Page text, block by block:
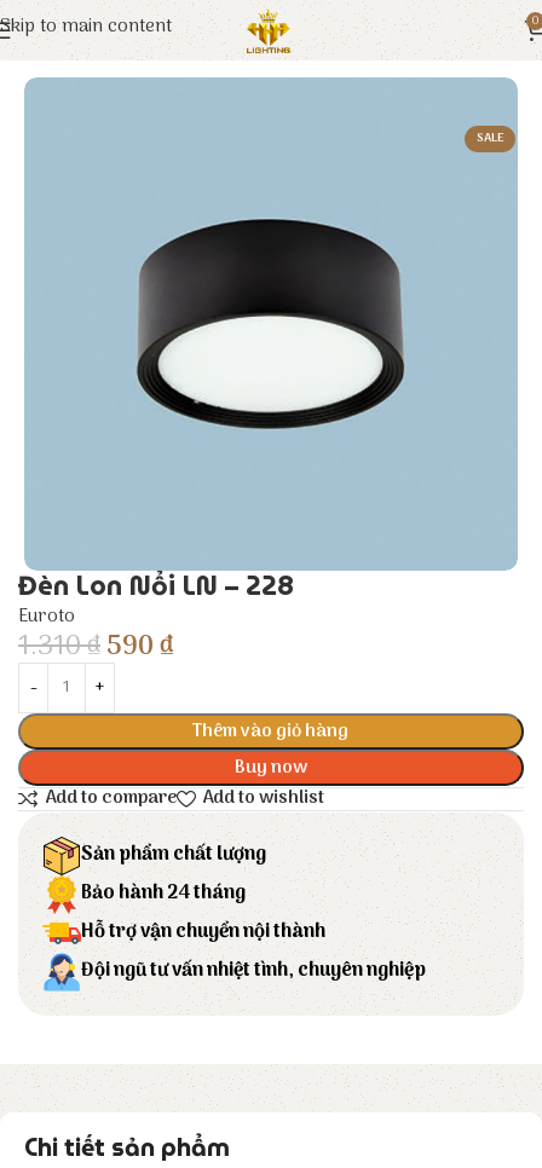
Skip to main content 0
Trang chủ Euroto Đèn LED
SALE
Đèn Lon Nổi LN – 228
Euroto
1.310₫590₫
Thêm vào giỏ hàng
Buy now
Add to compare
Add to wishlist
Sản phẩm chất lượng
Bảo hành 24 tháng
Hỗ trợ vận chuyển nội thành
Đội ngũ tư vấn nhiệt tình, chuyên nghiệp
Chi tiết sản phẩm